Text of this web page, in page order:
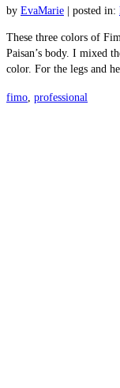
by EvaMarie posted in:
These three colors of
Paisan’s body. I mixed
color. For the legs and
fimo, professional